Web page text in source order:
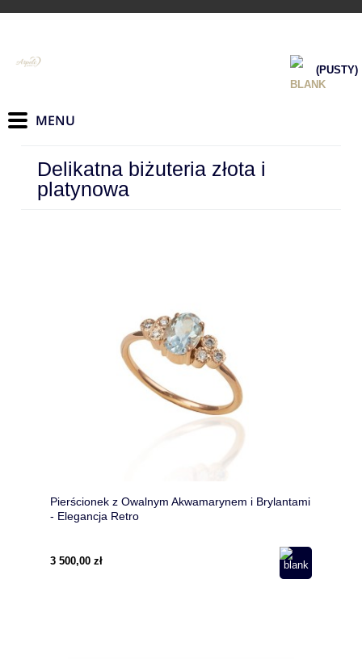
(PUSTY)
Delikatna biżuteria złota i
platynowa
Pierścionek z Owalnym Akwamarynem i Brylantami
- Elegancja Retro
3 500,00 zł